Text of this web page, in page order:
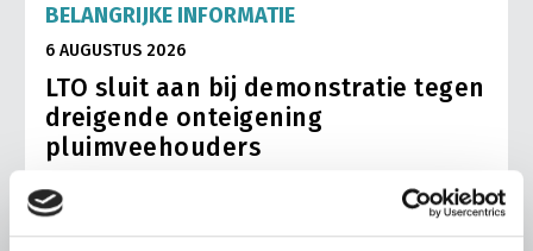
BELANGRIJKE INFORMATIE
6 AUGUSTUS 2026
LTO sluit aan bij demonstratie tegen
dreigende onteigening
pluimveehouders
ZLTO, LLTB, LTO Noord en LTO Nederland roepen hun
leden op om op vrijdagochtend 14 augustus massaal naar
het voorplein van het provinciehuis in Den Bosch te